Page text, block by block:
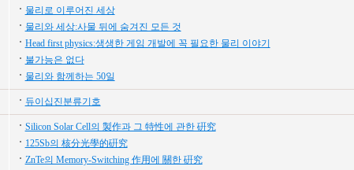
물리로 이루어진 세상
물리와 세상:사물 뒤에 숨겨진 모든 것
Head first physics:생생한 게임 개발에 꼭 필요한 물리 이야기
불가능은 없다
물리와 함께하는 50일
듀이십진분류기호
Silicon Solar Cell의 製作과 그 特性에 관한 硏究
125Sb의 核分光學的硏究
ZnTe의 Memory-Switching 作用에 關한 硏究